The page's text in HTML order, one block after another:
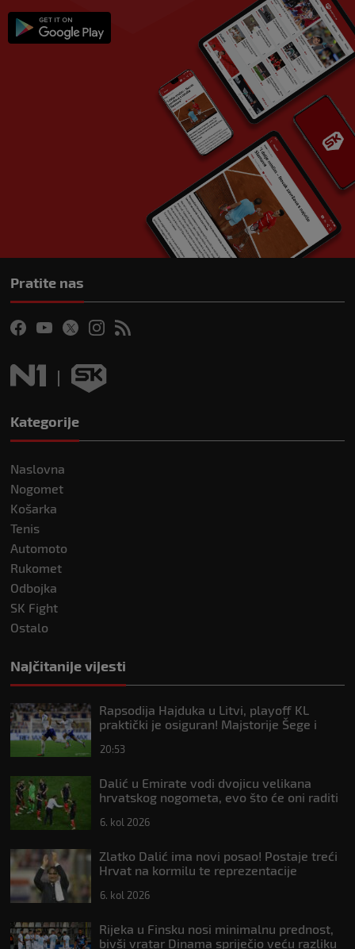
Pratite nas
Kategorije
Naslovna
Nogomet
Košarka
Tenis
Automoto
Rukomet
Odbojka
SK Fight
Ostalo
Najčitanije vijesti
Rapsodija Hajduka u Litvi, playoff KL
praktički je osiguran! Majstorije Šege i
20:53
Dalić u Emirate vodi dvojicu velikana
hrvatskog nogometa, evo što će oni raditi
6. kol 2026
Zlatko Dalić ima novi posao! Postaje treći
Hrvat na kormilu te reprezentacije
6. kol 2026
Rijeka u Finsku nosi minimalnu prednost,
bivši vratar Dinama spriječio veću razliku